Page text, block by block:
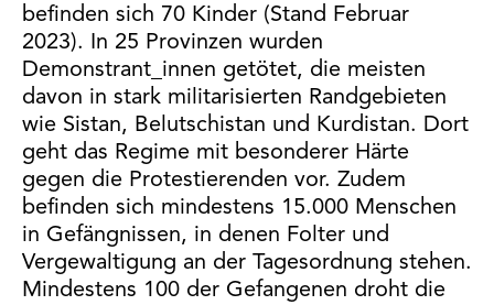
befinden sich 70 Kinder (Stand Februar
2023). In 25 Provinzen wurden
Demonstrant_innen getötet, die meisten
davon in stark militarisierten Randgebieten
wie Sistan, Belutschistan und Kurdistan. Dort
geht das Regime mit besonderer Härte
gegen die Protestierenden vor. Zudem
befinden sich mindestens 15.000 Menschen
in Gefängnissen, in denen Folter und
Vergewaltigung an der Tagesordnung stehen.
Mindestens 100 der Gefangenen droht die